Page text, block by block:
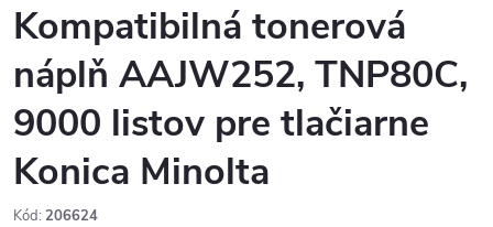
Kompatibilná tonerová
náplň AAJW252, TNP80C,
9000 listov pre tlačiarne
Konica Minolta
Kód: 206624